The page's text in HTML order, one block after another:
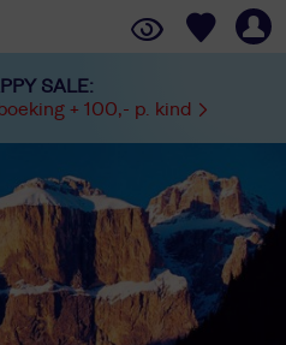
SALE:
+ 100,- p. kind